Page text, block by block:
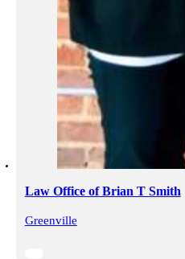
Law Office of Brian T Smith
Greenville